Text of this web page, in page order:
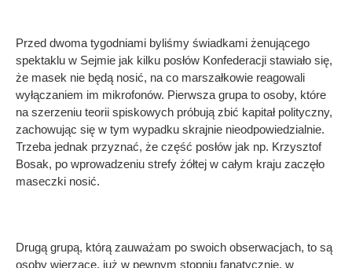
Przed dwoma tygodniami byliśmy świadkami żenującego
spektaklu w Sejmie jak kilku posłów Konfederacji stawiało się,
że masek nie będą nosić, na co marszałkowie reagowali
wyłączaniem im mikrofonów. Pierwsza grupa to osoby, które
na szerzeniu teorii spiskowych próbują zbić kapitał polityczny,
zachowując się w tym wypadku skrajnie nieodpowiedzialnie.
Trzeba jednak przyznać, że część posłów jak np. Krzysztof
Bosak, po wprowadzeniu strefy żółtej w całym kraju zaczęło
maseczki nosić.
Drugą grupą, którą zauważam po swoich obserwacjach, to są
osoby wierzące, już w pewnym stopniu fanatycznie, w